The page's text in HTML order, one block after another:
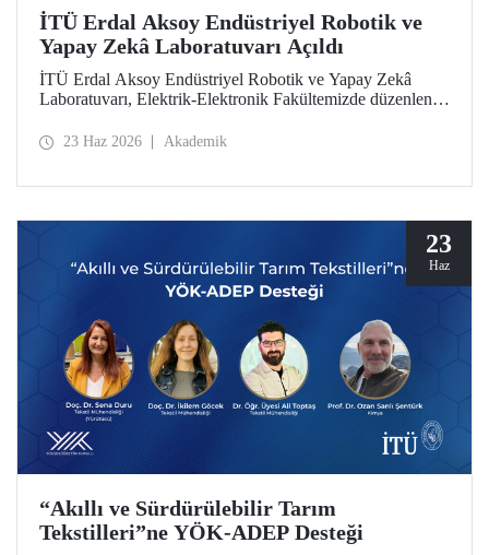
İTÜ Erdal Aksoy Endüstriyel Robotik ve
Yapay Zekâ Laboratuvarı Açıldı
İTÜ Erdal Aksoy Endüstriyel Robotik ve Yapay Zekâ
Laboratuvarı, Elektrik-Elektronik Fakültemizde düzenlenen
23 Haz 2026 Akademik
23
Haz
“Akıllı ve Sürdürülebilir Tarım
Tekstilleri”ne YÖK-ADEP Desteği